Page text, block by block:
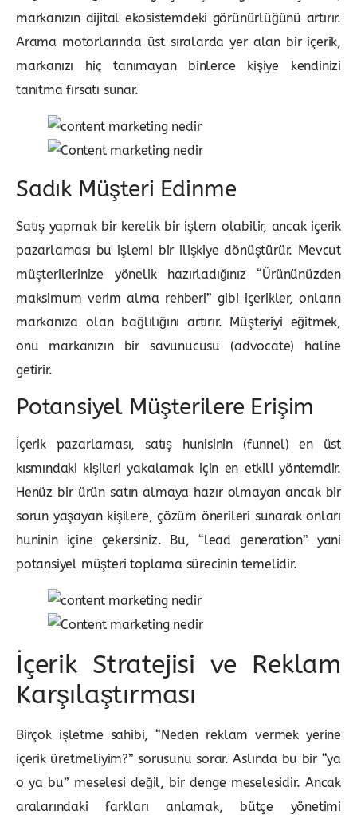
markanızın dijital ekosistemdeki görünürlüğünü artırır.
Arama motorlarında üst sıralarda yer alan bir içerik,
markanızı hiç tanımayan binlerce kişiye kendinizi
tanıtma fırsatı sunar.
Sadık Müşteri Edinme
Satış yapmak bir kerelik bir işlem olabilir, ancak içerik
pazarlaması bu işlemi bir ilişkiye dönüştürür. Mevcut
müşterilerinize yönelik hazırladığınız “Ürününüzden
maksimum verim alma rehberi” gibi içerikler, onların
markanıza olan bağlılığını artırır. Müşteriyi eğitmek,
onu markanızın bir savunucusu (advocate) haline
getirir.
Potansiyel Müşterilere Erişim
İçerik pazarlaması, satış hunisinin (funnel) en üst
kısmındaki kişileri yakalamak için en etkili yöntemdir.
Henüz bir ürün satın almaya hazır olmayan ancak bir
sorun yaşayan kişilere, çözüm önerileri sunarak onları
huninin içine çekersiniz. Bu, “lead generation” yani
potansiyel müşteri toplama sürecinin temelidir.
İçerik Stratejisi ve Reklam
Karşılaştırması
Birçok işletme sahibi, “Neden reklam vermek yerine
içerik üretmeliyim?” sorusunu sorar. Aslında bu bir “ya
o ya bu” meselesi değil, bir denge meselesidir. Ancak
aralarındaki farkları anlamak, bütçe yönetimi